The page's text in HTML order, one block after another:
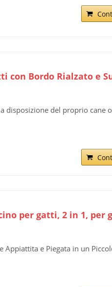
con Bordo Rialzato e
disposizione del proprio cane
per gatti, 2 in 1, per
Appiattita e Piegata in un